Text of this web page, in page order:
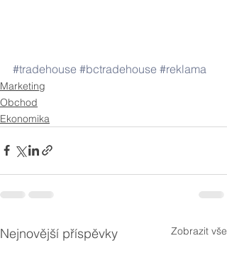
#tradehouse #bctradehouse #reklama
Marketing
Obchod
Ekonomika
Nejnovější příspěvky Zobrazit vše